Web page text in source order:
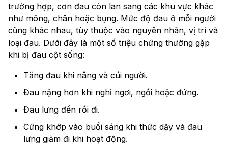
trường hợp, cơn đau còn lan sang các khu vực khác
như mông, chân hoặc bụng. Mức độ đau ở mỗi người
cũng khác nhau, tùy thuộc vào nguyên nhân, vị trí và
loại đau. Dưới đây là một số triệu chứng thường gặp
khi bị đau cột sống:
Tăng đau khi nâng và cúi người.
Đau nặng hơn khi nghỉ ngơi, ngồi hoặc đứng.
Đau lưng đến rồi đi.
Cứng khớp vào buổi sáng khi thức dậy và đau
lưng giảm đi khi hoạt động.